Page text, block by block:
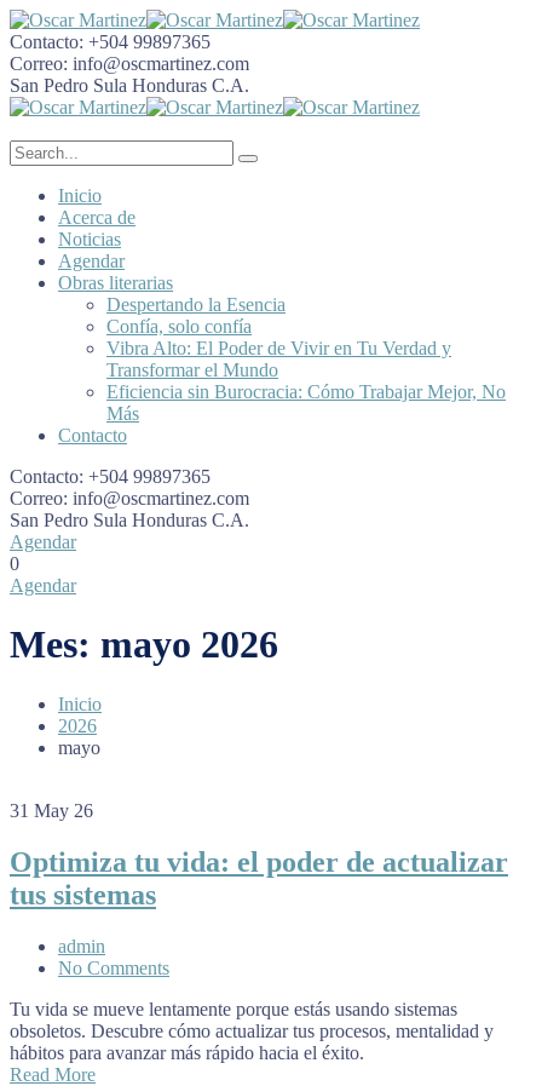
Contacto: +504 99897365
Correo: info@oscmartinez.com
San Pedro Sula Honduras C.A.
Inicio
Acerca de
Noticias
Agendar
Obras literarias
Despertando la Esencia
Confía, solo confía
Vibra Alto: El Poder de Vivir en Tu Verdad y
Transformar el Mundo
Eficiencia sin Burocracia: Cómo Trabajar Mejor, No
Más
Contacto
Contacto: +504 99897365
Correo: info@oscmartinez.com
San Pedro Sula Honduras C.A.
Agendar
0
Agendar
Mes: mayo 2026
Inicio
2026
mayo
31 May 26
Optimiza tu vida: el poder de actualizar
tus sistemas
admin
No Comments
Tu vida se mueve lentamente porque estás usando sistemas
obsoletos. Descubre cómo actualizar tus procesos, mentalidad y
hábitos para avanzar más rápido hacia el éxito.
Read More